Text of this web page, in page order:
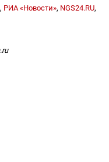
, РИА «Новости», NGS24.RU,